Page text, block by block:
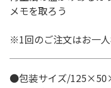
メモを取ろう
※1回のご注文はお一人
●包装サイズ/